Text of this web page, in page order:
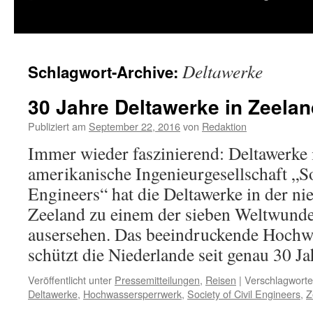
Schlagwort-Archive: Deltawerke
30 Jahre Deltawerke in
Publiziert am September 22, 2016von Redaktion
Immer wieder faszinierend:
amerikanische Ingenieurgesellschaft
Engineers“ hat die Deltawerke in der
Zeeland zu einem der sieben
ausersehen. Das beeindruckende
schützt die Niederlande seit genau 30
Veröffentlicht unter Pressemitteilungen, Reisen |
Deltawerke, Hochwassersperrwerk, Society of Civil Engineers,